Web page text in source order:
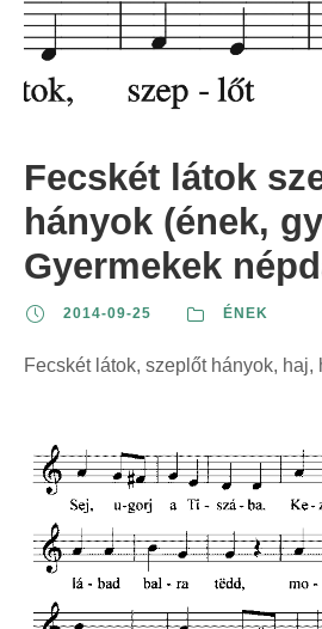
Fecskét látok
hányok (ének,
Gyermekek
2014-09-25 ÉNEK
Fecskét látok, szeplőt hányok, haj,